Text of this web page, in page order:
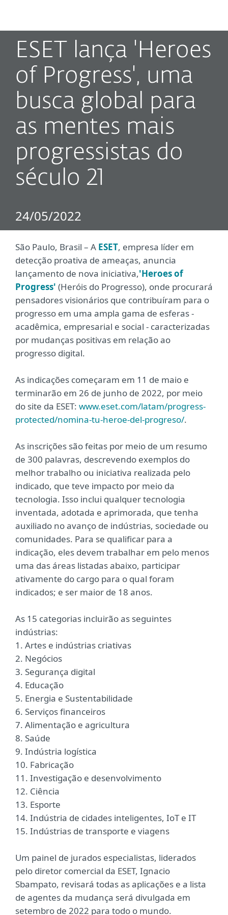
ESET lança 'Heroes
of Progress', uma
busca global para
as mentes mais
progressistas do
século 21
24/05/2022
São Paulo, Brasil – A ESET, empresa líder em
detecção proativa de ameaças, anuncia
lançamento de nova iniciativa,'Heroes of
Progress' (Heróis do Progresso), onde procurará
pensadores visionários que contribuíram para o
progresso em uma ampla gama de esferas -
acadêmica, empresarial e social - caracterizadas
por mudanças positivas em relação ao
progresso digital.
As indicações começaram em 11 de maio e
terminarão em 26 de junho de 2022, por meio
do site da ESET: www.eset.com/latam/progress-
protected/nomina-tu-heroe-del-progreso/.
As inscrições são feitas por meio de um resumo
de 300 palavras, descrevendo exemplos do
melhor trabalho ou iniciativa realizada pelo
indicado, que teve impacto por meio da
tecnologia. Isso inclui qualquer tecnologia
inventada, adotada e aprimorada, que tenha
auxiliado no avanço de indústrias, sociedade ou
comunidades. Para se qualificar para a
indicação, eles devem trabalhar em pelo menos
uma das áreas listadas abaixo, participar
ativamente do cargo para o qual foram
indicados; e ser maior de 18 anos.
As 15 categorias incluirão as seguintes
indústrias:
1. Artes e indústrias criativas
2. Negócios
3. Segurança digital
4. Educação
5. Energia e Sustentabilidade
6. Serviços financeiros
7. Alimentação e agricultura
8. Saúde
9. Indústria logística
10. Fabricação
11. Investigação e desenvolvimento
12. Ciência
13. Esporte
14. Indústria de cidades inteligentes, IoT e IT
15. Indústrias de transporte e viagens
Um painel de jurados especialistas, liderados
pelo diretor comercial da ESET, Ignacio
Sbampato, revisará todas as aplicações e a lista
de agentes da mudança será divulgada em
setembro de 2022 para todo o mundo.